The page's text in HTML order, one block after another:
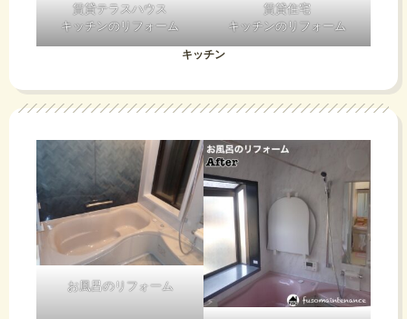
賃貸テラスハウス
キッチンのリフォーム
賃貸住宅
キッチンのリフォーム
キッチン
お風呂のリフォーム